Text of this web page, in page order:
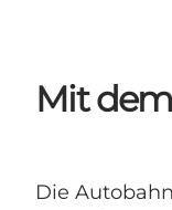
Inspiration
Mit
Die